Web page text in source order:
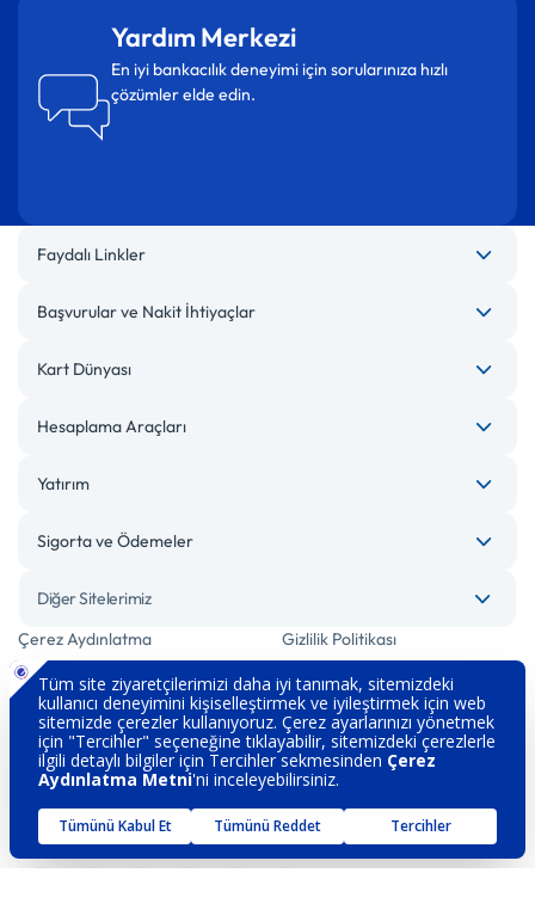
Yardım Merkezi
En iyi bankacılık deneyimi için sorularınıza hızlı
çözümler elde edin.
Faydalı Linkler
Başvurular ve Nakit İhtiyaçlar
Kart Dünyası
Hesaplama Araçları
Yatırım
Sigorta ve Ödemeler
Diğer Sitelerimiz
Çerez Aydınlatma
Gizlilik Politikası
Bilgi Toplumu Hizmetleri Engelsiz Bankacılık
Kişisel Verilerin Korunması Güvenlik
İletişim Hakkımızda
Sözleşme ve Formlar